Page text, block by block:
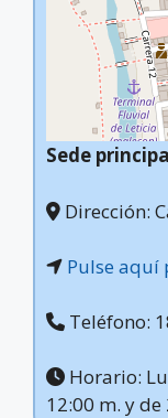
Sede
Dirección:
Pulse aquí
Teléfono:
Horario:
12:00 m. y